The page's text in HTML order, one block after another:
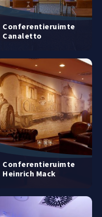
Conferentieruimte
Canaletto
Conferentieruimte
Heinrich Mack